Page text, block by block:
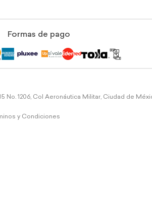
Formas de pago
No. 1206, Col Aeronáutica Militar, Ciudad de
y Condiciones